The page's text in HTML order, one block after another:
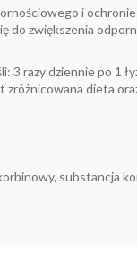
i
do zwiększenia
3 razy dziennie po
dieta
substancja